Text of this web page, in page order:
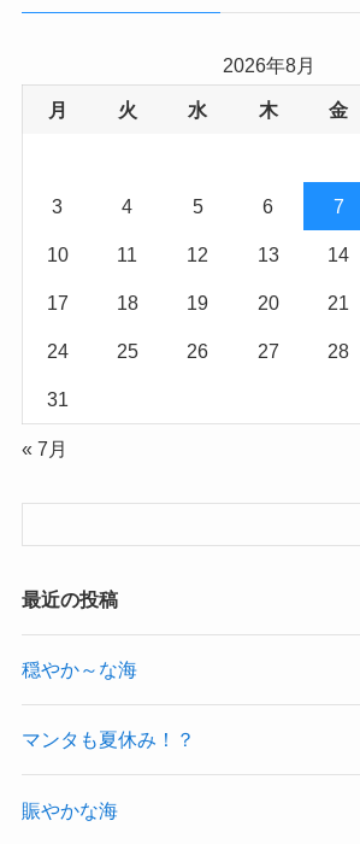
2026年8月
月 火 水 木 金
3 4 5 6 7
10 11 12 13 14
17 18 19 20 21
24 25 26 27 28
31
« 7月
最近の投稿
穏やか～な海
マンタも夏休み！？
賑やかな海